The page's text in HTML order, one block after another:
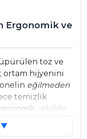
Ergonomik ve
toz ve
ortam hijyenini
eğilmeden
temizlik
şekilde
sirkülasyona
▼